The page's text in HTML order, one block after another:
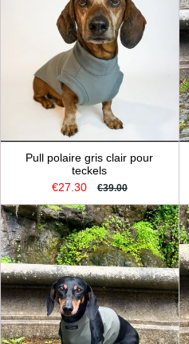
Pull polaire gris clair pour
teckels
€27.30 €39.00